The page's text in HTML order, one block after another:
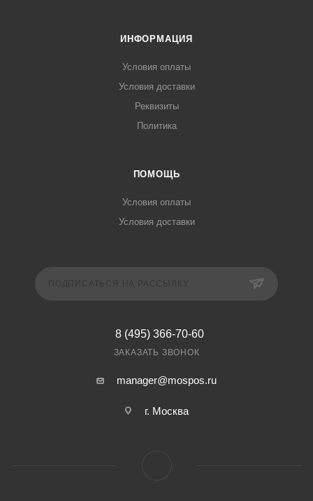
ИНФОРМАЦИЯ
Условия оплаты
Условия доставки
Реквизиты
Политика
ПОМОЩЬ
Условия оплаты
Условия доставки
8 (495) 366-70-60
ЗАКАЗАТЬ ЗВОНОК
manager@mospos.ru
г. Москва